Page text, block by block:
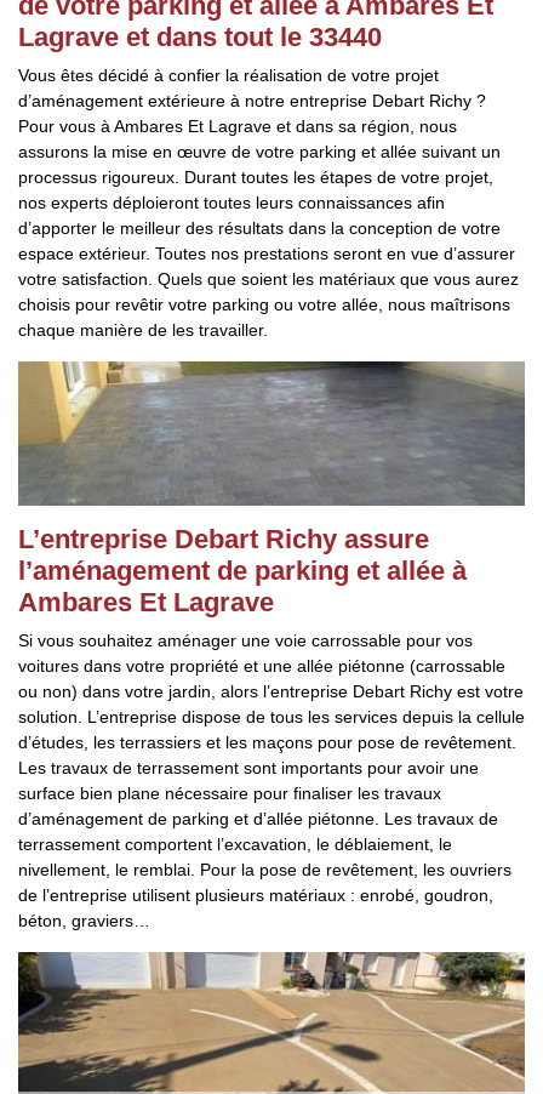
Lagrave et dans tout le 33440
Vous êtes décidé à confier la réalisation de votre projet
d’aménagement extérieure à notre entreprise Debart Richy ?
Pour vous à Ambares Et Lagrave et dans sa région, nous
assurons la mise en œuvre de votre parking et allée suivant un
processus rigoureux. Durant toutes les étapes de votre projet,
nos experts déploieront toutes leurs connaissances afin
d’apporter le meilleur des résultats dans la conception de votre
espace extérieur. Toutes nos prestations seront en vue d’assurer
votre satisfaction. Quels que soient les matériaux que vous aurez
choisis pour revêtir votre parking ou votre allée, nous maîtrisons
chaque manière de les travailler.
L’entreprise Debart Richy assure
l’aménagement de parking et allée à
Ambares Et Lagrave
Si vous souhaitez aménager une voie carrossable pour vos
voitures dans votre propriété et une allée piétonne (carrossable
ou non) dans votre jardin, alors l’entreprise Debart Richy est votre
solution. L’entreprise dispose de tous les services depuis la cellule
d’études, les terrassiers et les maçons pour pose de revêtement.
Les travaux de terrassement sont importants pour avoir une
surface bien plane nécessaire pour finaliser les travaux
d’aménagement de parking et d’allée piétonne. Les travaux de
terrassement comportent l’excavation, le déblaiement, le
nivellement, le remblai. Pour la pose de revêtement, les ouvriers
de l’entreprise utilisent plusieurs matériaux : enrobé, goudron,
béton, graviers…